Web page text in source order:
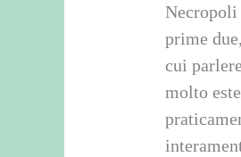
Necropoli
prime
cui
molto